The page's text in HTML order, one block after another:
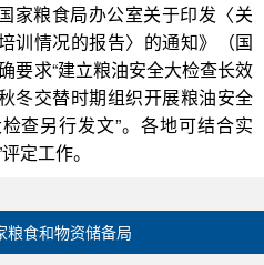
家粮食局办公室关于印发〈关
训情况的报告〉的通知》（国
要求“建立粮油安全大检查长效
交替时期组织开展粮油安全
查另行发文”。各地可结合实
定工作。
粮食和物资储备局